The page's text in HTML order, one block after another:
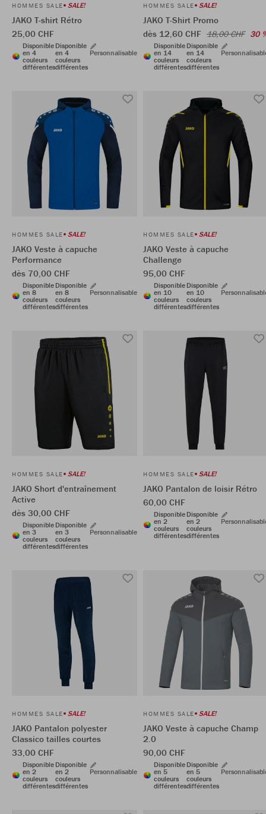
HOMMES SALE SALE!
JAKO T-shirt Rétro
25,00 CHF
Disponible
en 4
couleurs
différentes
Disponible
en 4
couleurs
différentes
Personnalisable
HOMMES SALE SALE!
JAKO T-Shirt Promo
dès 12,60 CHF 18,00 CHF 30
Disponible
en 14
couleurs
différentes
Disponible
en 14
couleurs
différentes
HOMMES SALE SALE!
JAKO Veste à capuche
Performance
dès 70,00 CHF
Disponible
en 8
couleurs
différentes
Disponible
en 8
couleurs
différentes
Personnalisable
HOMMES SALE SALE!
JAKO Veste à capuche
Challenge
95,00 CHF
Disponible
en 10
couleurs
différentes
Disponible
en 10
couleurs
différentes
HOMMES SALE SALE!
JAKO Short d'entraînement
Active
dès 30,00 CHF
Disponible
en 3
couleurs
différentes
Disponible
en 3
couleurs
différentes
Personnalisable
HOMMES SALE SALE!
JAKO Pantalon de loisir Rétro
60,00 CHF
Disponible
en 2
couleurs
différentes
Disponible
en 2
couleurs
différentes
HOMMES SALE SALE!
JAKO Pantalon polyester
Classico tailles courtes
33,00 CHF
Disponible
en 2
couleurs
différentes
Disponible
en 2
couleurs
différentes
Personnalisable
HOMMES SALE SALE!
JAKO Veste à capuche Champ
2.0
90,00 CHF
Disponible
en 5
couleurs
différentes
Disponible
en 5
couleurs
différentes